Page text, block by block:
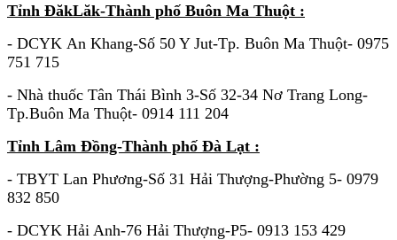
Tỉnh ĐăkLăk-Thành phố Buôn Ma Thuột :
- DCYK An Khang-Số 50 Y Jut-Tp. Buôn Ma Thuột- 0975
751 715
- Nhà thuốc Tân Thái Bình 3-Số 32-34 Nơ Trang Long-
Tp.Buôn Ma Thuột- 0914 111 204
Tỉnh Lâm Đồng-Thành phố Đà Lạt :
- TBYT Lan Phương-Số 31 Hải Thượng-Phường 5- 0979
832 850
- DCYK Hải Anh-76 Hải Thượng-P5- 0913 153 429